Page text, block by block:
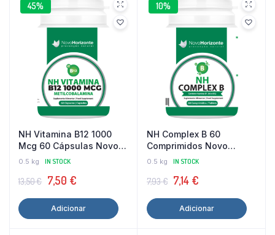
45%
NH Vitamina B12 1000
Mcg 60 Cápsulas Novo
Horizonte
0.5 kg IN STOCK
13,50€ O
preço
original
7,50 €O
preço
atual
Adicionar
10%
NH Complex B 60
Comprimidos Novo
Horizonte
0.5 kg IN STOCK
7,93€ O
preço
original
7,14 €O
preço
atual
Adicionar